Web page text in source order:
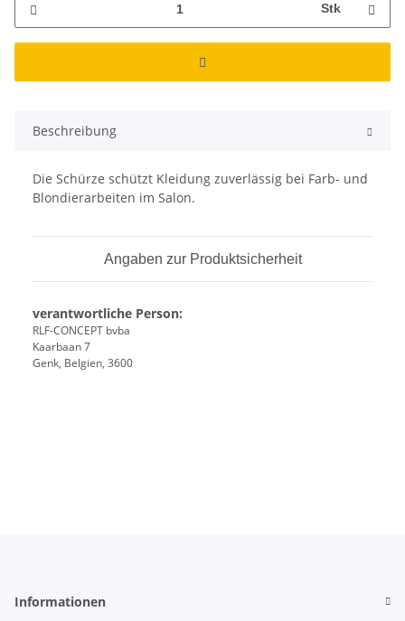
Stk
Beschreibung
Die Schürze schützt Kleidung zuverlässig bei Farb- und
Blondierarbeiten im Salon.
Angaben zur Produktsicherheit
verantwortliche Person:
RLF-CONCEPT bvba
Kaarbaan 7
Genk, Belgien, 3600
Informationen